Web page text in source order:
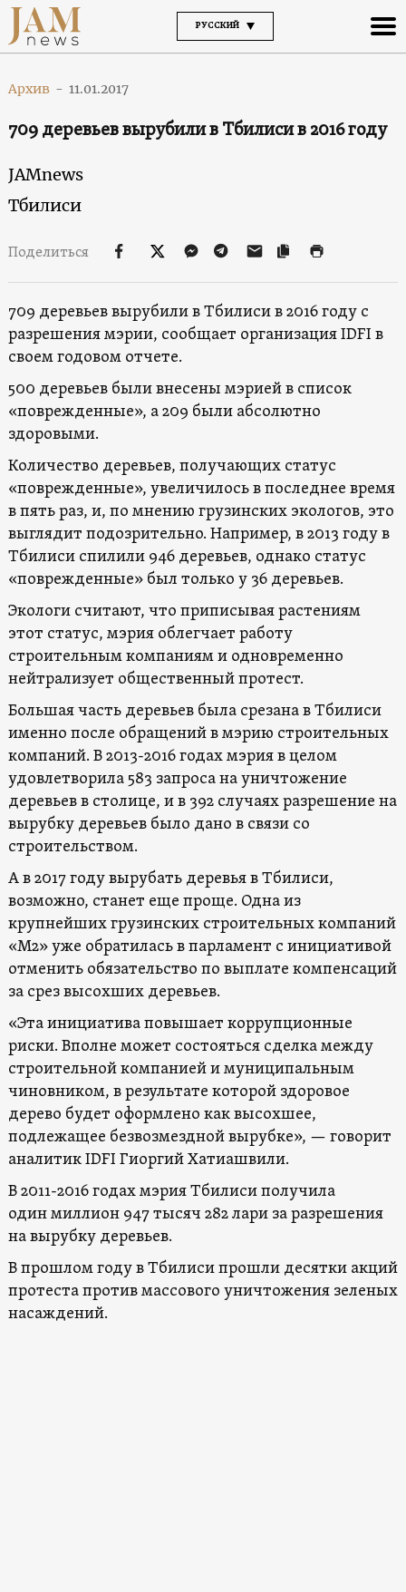
РУССКИЙ
Архив - 11.01.2017
709 деревьев вырубили в Тбилиси в 2016 году
JAMnews
Тбилиси
Поделиться
709 деревьев вырубили в Тбилиси в 2016 году с
разрешения мэрии, сообщает организация IDFI в
своем годовом отчете.
500 деревьев были внесены мэрией в список
«поврежденные», а 209 были абсолютно
здоровыми.
Количество деревьев, получающих статус
«поврежденные», увеличилось в последнее время
в пять раз, и, по мнению грузинских экологов, это
выглядит подозрительно. Например, в 2013 году в
Тбилиси спилили 946 деревьев, однако статус
«поврежденные» был только у 36 деревьев.
Экологи считают, что приписывая растениям
этот статус, мэрия облегчает работу
строительным компаниям и одновременно
нейтрализует общественный протест.
Большая часть деревьев была срезана в Тбилиси
именно после обращений в мэрию строительных
компаний. В 2013-2016 годах мэрия в целом
удовлетворила 583 запроса на уничтожение
деревьев в столице, и в 392 случаях разрешение на
вырубку деревьев было дано в связи со
строительством.
А в 2017 году вырубать деревья в Тбилиси,
возможно, станет еще проще. Одна из
крупнейших грузинских строительных компаний
«М2» уже обратилась в парламент с инициативой
отменить обязательство по выплате компенсаций
за срез высохших деревьев.
«Эта инициатива повышает коррупционные
риски. Вполне может состояться сделка между
строительной компанией и муниципальным
чиновником, в результате которой здоровое
дерево будет оформлено как высохшее,
подлежащее безвозмездной вырубке», — говорит
аналитик IDFI Гиоргий Хатиашвили.
В 2011-2016 годах мэрия Тбилиси получила
один миллион 947 тысяч 282 лари за разрешения
на вырубку деревьев.
В прошлом году в Тбилиси прошли десятки акций
протеста против массового уничтожения зеленых
насаждений.